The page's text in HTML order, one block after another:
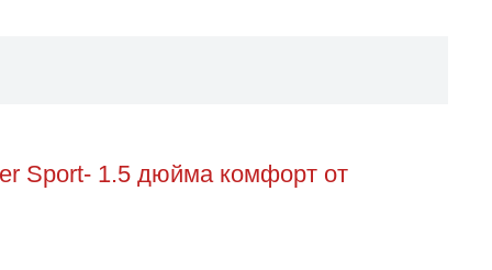
Sport- 1.5 дюйма комфорт от